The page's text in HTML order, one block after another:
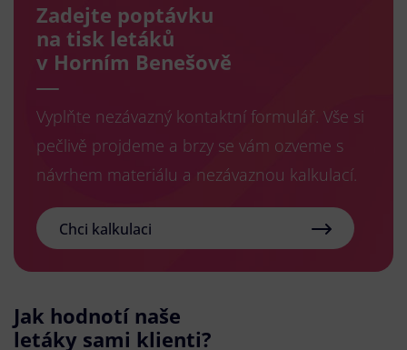
Zadejte poptávku
na tisk letáků
v Horním Benešově
Vyplňte nezávazný kontaktní formulář. Vše si
pečlivě projdeme a brzy se vám ozveme s
návrhem materiálu a nezávaznou kalkulací.
Chci kalkulaci
Jak hodnotí naše
letáky sami klienti?